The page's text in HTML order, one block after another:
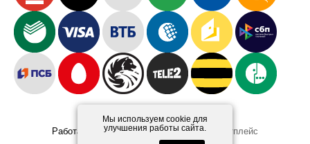
Мы используем cookie для
улучшения работы сайта.
Работает на платформеШопидеал.Маркетплейс
Design and DevelopmentAfsun